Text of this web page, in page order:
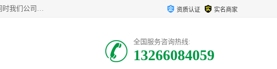
东莞市大岭山莞峰清洗剂经营部提供废旧化工原料的循环使用存放点，执行正规的存放，有正规的回收资质处理。同时我们公司批发零售回收级清洗剂，废液压油、废变压油、废清洗剂、脱模油、再生基础油，质量保证。 资质认证 实名商家
全国服务咨询热线:
13266084059